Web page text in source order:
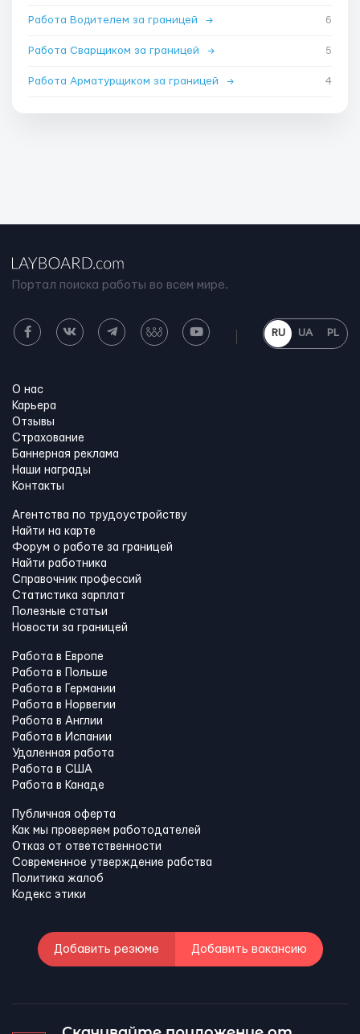
Работа Водителем за границей → 6
Работа Сварщиком за границей → 5
Работа Арматурщиком за границей → 4
Портал поиска работы во всем мире.
RU UA PL
О нас
Карьера
Отзывы
Страхование
Баннерная реклама
Наши награды
Контакты
Агентства по трудоустройству
Найти на карте
Форум о работе за границей
Найти работника
Справочник профессий
Статистика зарплат
Полезные статьи
Новости за границей
Работа в Европе
Работа в Польше
Работа в Германии
Работа в Норвегии
Работа в Англии
Работа в Испании
Удаленная работа
Работа в США
Работа в Канадe
Публичная оферта
Как мы проверяем работодателей
Отказ от ответственности
Современное утверждение рабства
Политика жалоб
Кодекс этики
Добавить резюме Добавить вакансию